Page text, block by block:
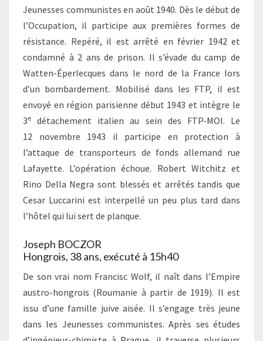
Jeunesses communistes en août 1940. Dès le début de
l’Occupation, il participe aux premières formes de
résistance. Repéré, il est arrêté en février 1942 et
condamné à 2 ans de prison. Il s’évade du camp de
Watten-Éperlecques dans le nord de la France lors
d’un bombardement. Mobilisé dans les FTP, il est
envoyé en région parisienne début 1943 et intègre le
3e
détachement italien au sein des FTP-MOI. Le
12 novembre 1943 il participe en protection à
l’attaque de transporteurs de fonds allemand rue
Lafayette. L’opération échoue. Robert Witchitz et
Rino Della Negra sont blessés et arrêtés tandis que
Cesar Luccarini est interpellé un peu plus tard dans
l’hôtel qui lui sert de planque.
Joseph BOCZOR
Hongrois, 38 ans, exécuté à 15h40
De son vrai nom Francisc Wolf, il naît dans l’Empire
austro-hongrois (Roumanie à partir de 1919). Il est
issu d’une famille juive aisée. Il s’engage très jeune
dans les Jeunesses communistes. Après ses études